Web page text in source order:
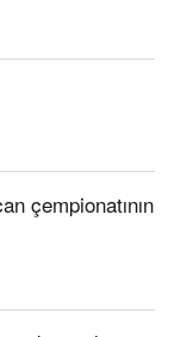
çempionatının